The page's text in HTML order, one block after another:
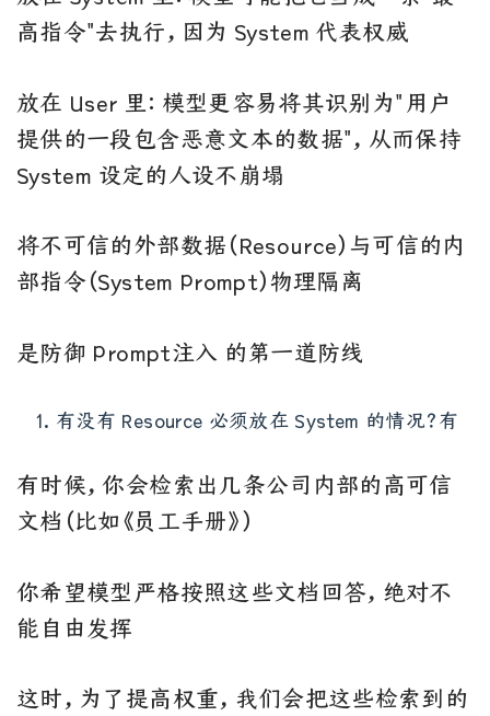
高指令"去执行，因为 System 代表权威
放在 User 里：模型更容易将其识别为"用户
提供的一段包含恶意文本的数据"，从而保持
System 设定的人设不崩塌
将不可信的外部数据（Resource）与可信的内
部指令（System Prompt）物理隔离
是防御 Prompt注入 的第一道防线
有没有 Resource 必须放在 System 的情况？有
有时候，你会检索出几条公司内部的高可信
文档（比如《员工手册》）
你希望模型严格按照这些文档回答，绝对不
能自由发挥
这时，为了提高权重，我们会把这些检索到的